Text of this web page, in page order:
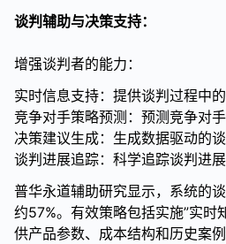
谈判辅助与决策支持：
增强谈判者的能力：
实时信息支持：提供谈判过程中
竞争对手策略预测：预测竞争对
决策建议生成：生成数据驱动的
谈判进展追踪：科学追踪谈判进
普华永道辅助研究显示，系统的
约57%。有效策略包括实施”实时
供产品参数、成本结构和历史案